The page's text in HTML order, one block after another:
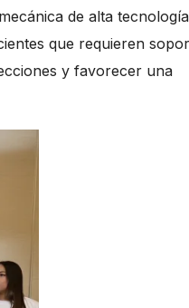
de alta
que requieren
y favorecer una